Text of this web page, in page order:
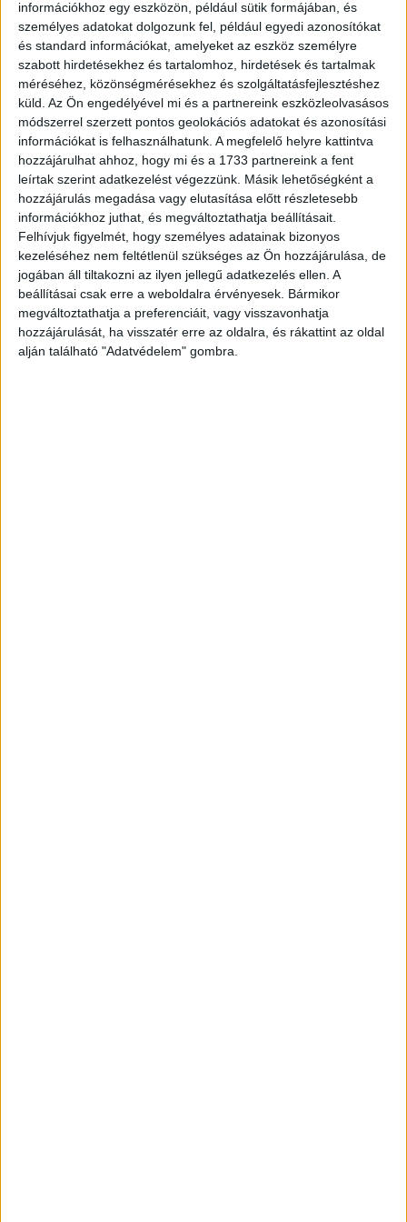
információkhoz egy eszközön, például sütik formájában, és
személyes adatokat dolgozunk fel, például egyedi azonosítókat
és standard információkat, amelyeket az eszköz személyre
szabott hirdetésekhez és tartalomhoz, hirdetések és tartalmak
méréséhez, közönségmérésekhez és szolgáltatásfejlesztéshez
küld. Az Ön engedélyével mi és a partnereink eszközleolvasásos
módszerrel szerzett pontos geolokációs adatokat és azonosítási
információkat is felhasználhatunk. A megfelelő helyre kattintva
hozzájárulhat ahhoz, hogy mi és a 1733 partnereink a fent
leírtak szerint adatkezelést végezzünk. Másik lehetőségként a
hozzájárulás megadása vagy elutasítása előtt részletesebb
információkhoz juthat, és megváltoztathatja beállításait.
Felhívjuk figyelmét, hogy személyes adatainak bizonyos
kezeléséhez nem feltétlenül szükséges az Ön hozzájárulása, de
jogában áll tiltakozni az ilyen jellegű adatkezelés ellen. A
beállításai csak erre a weboldalra érvényesek. Bármikor
megváltoztathatja a preferenciáit, vagy visszavonhatja
hozzájárulását, ha visszatér erre az oldalra, és rákattint az oldal
alján található "Adatvédelem" gombra.
jogszerű magatartás követelményének, és tartózkodjék a
jövőbeni jogsértésektől.
Állampolgári bejelentés nyomán vizsgálta a Médiatanács
a TV2-n szeptember 8-án műsorra tűzött Sztárban sztár
All stars című műsorszámot, amely a bejelentő szerint
LMBTQ propagandát terjesztett azáltal, hogy abban nőnek
öltözött férfiak adtak elő dalokat. A hatósági vizsgálat
alapján a műsorszámmal kapcsolatban nem merült fel
sem a klasszifikációs rendelkezések, sem más
médiaigazgatási szabály megsértése, ezért a testület
nem indított eljárást a médiaszolgáltatóval szemben.
OLVASTA MÁR?